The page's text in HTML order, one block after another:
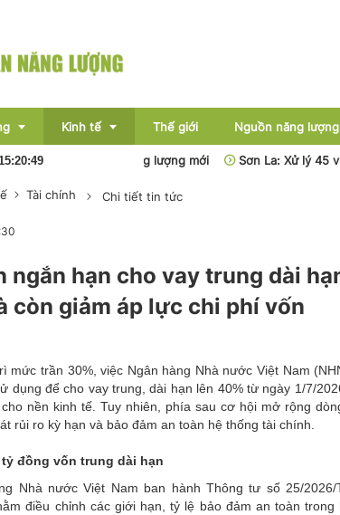
Kinh tế
Bất động sản
OCOP
Thế giới Nguồn năng lượng
Than - Khoáng sản
Thủy điện
nền kinh tế năng lượng mới Sơn La: Xử lý 45 vụ vi
:20:50
Tài chính Chi tiết tin tức
ngắn hạn cho vay trung dài
còn giảm áp lực chi phí vốn
mức trần 30%, việc Ngân hàng Nhà nước Việt Nam
dụng để cho vay trung, dài hạn lên 40% từ ngày 1/7/
nền kinh tế. Tuy nhiên, phía sau cơ hội mở rộng
rủi ro kỳ hạn và bảo đảm an toàn hệ thống tài chính.
đồng vốn trung dài hạn
Nhà nước Việt Nam ban hành Thông tư số 25/
điều chỉnh các giới hạn, tỷ lệ bảo đảm an toàn